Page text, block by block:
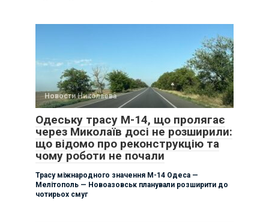
Новости Николаева
Одеську трасу М-14, що пролягає
через Миколаїв досі не розширили:
що відомо про реконструкцію та
чому роботи не почали
Трасу міжнародного значення М-14 Одеса —
Мелітополь — Новоазовськ планували розширити до
чотирьох смуг